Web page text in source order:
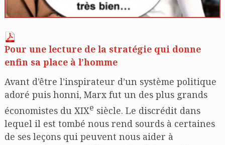
Pour une lecture de la stratégie qui donne
enfin sa place à l’homme
Avant d’être l’inspirateur d’un système politique
adoré puis honni, Marx fut un des plus grands
économistes du XIXe siècle. Le discrédit dans
lequel il est tombé nous rend sourds à certaines
de ses leçons qui peuvent nous aider à